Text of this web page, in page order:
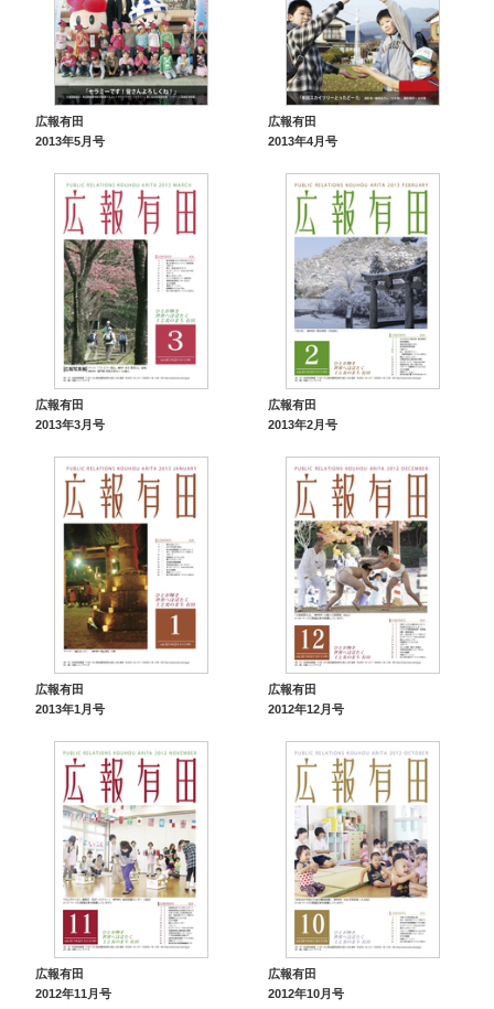
広報有田
2013年5月号
広報有田
2013年4月号
広報有田
2013年3月号
広報有田
2013年2月号
広報有田
2013年1月号
広報有田
2012年12月号
広報有田
2012年11月号
広報有田
2012年10月号